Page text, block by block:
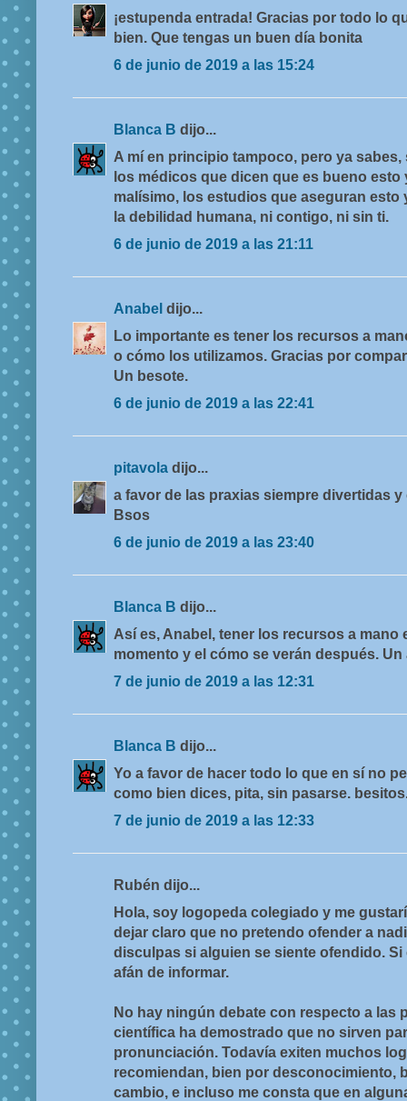
¡estupenda entrada! Gracias por todo lo
bien. Que tengas un buen día bonita
6 de junio de 2019 a las 15:24
Blanca B dijo...
A mí en principio tampoco, pero ya
los médicos que dicen que es bueno
malísimo, los estudios que aseguran esto
la debilidad humana, ni contigo, ni sin ti.
6 de junio de 2019 a las 21:11
Anabel dijo...
Lo importante es tener los recursos a
o cómo los utilizamos. Gracias por
Un besote.
6 de junio de 2019 a las 22:41
pitavola dijo...
a favor de las praxias siempre divertidas
Bsos
6 de junio de 2019 a las 23:40
Blanca B dijo...
Así es, Anabel, tener los recursos a mano
momento y el cómo se verán después. Un
7 de junio de 2019 a las 12:31
Blanca B dijo...
Yo a favor de hacer todo lo que en sí no
como bien dices, pita, sin pasarse.
7 de junio de 2019 a las 12:33
Rubén dijo...
Hola, soy logopeda colegiado y me
dejar claro que no pretendo ofender a
disculpas si alguien se siente ofendido.
afán de informar.
No hay ningún debate con respecto a las
científica ha demostrado que no sirven
pronunciación. Todavía exiten muchos
recomiendan, bien por desconocimiento,
cambio, e incluso me consta que en